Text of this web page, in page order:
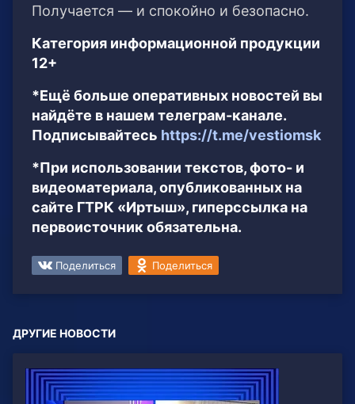
Получается — и спокойно и безопасно.
Категория информационной продукции
12+
*Ещё больше оперативных новостей вы
найдёте в нашем телеграм-канале.
Подписывайтесь https://t.me/vestiomsk
*При использовании текстов, фото- и
видеоматериала, опубликованных на
сайте ГТРК «Иртыш», гиперссылка на
первоисточник обязательна.
Поделиться Поделиться
ДРУГИЕ НОВОСТИ